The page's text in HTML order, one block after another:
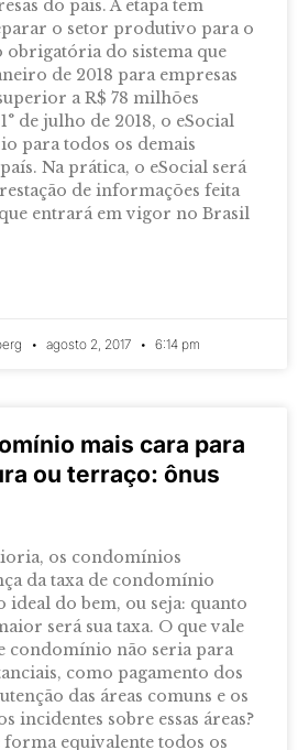
do país. A etapa tem
o setor produtivo para o
do sistema que
de 2018 para empresas
a R$ 78 milhões
de julho de 2018, o eSocial
para todos os demais
Na prática, o eSocial será
de informações feita
entrará em vigor no Brasil
agosto 2, 2017 6:14 pm
mais cara para
ou terraço: ônus
os condomínios
da taxa de condomínio
ideal do bem, ou seja: quanto
será sua taxa. O que vale
condomínio não seria para
como pagamento dos
das áreas comuns e os
incidentes sobre essas áreas?
forma equivalente todos os